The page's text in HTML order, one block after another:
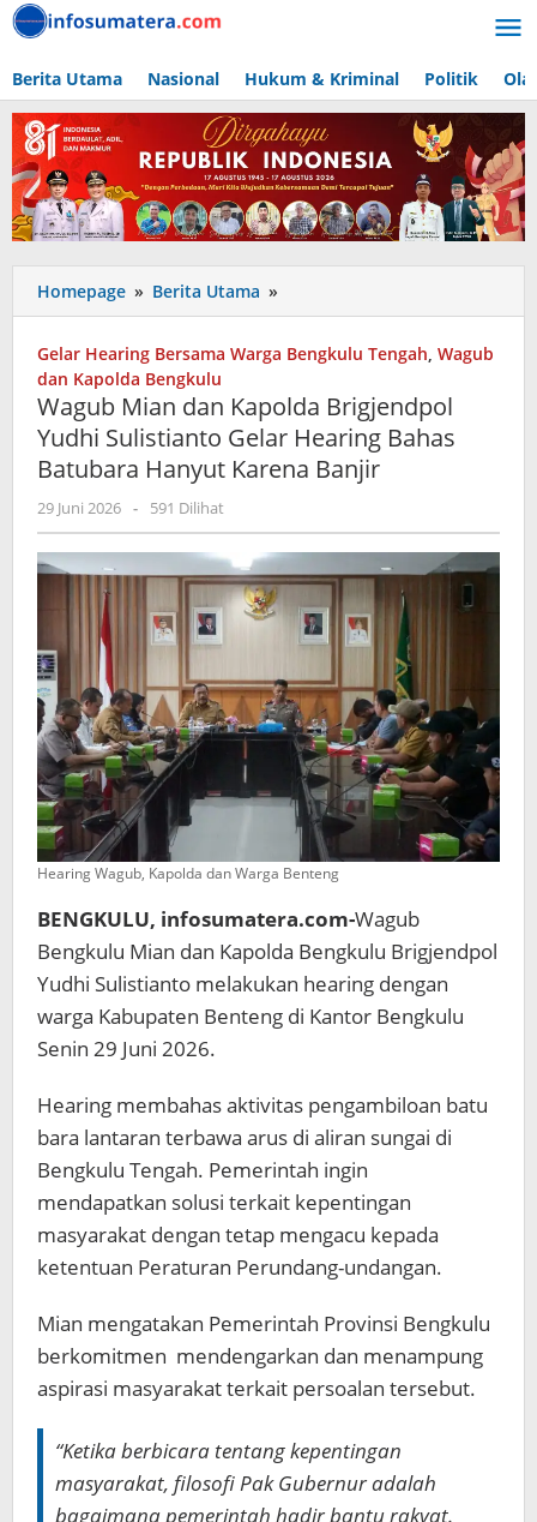
Lewati
ke
Berita Utama Nasional Hukum & Kriminal Politik
Homepage » Berita Utama »
Mian
Kapolda
Yudhi
Sulistianto
Gelar
Batubara
Karena
Banjir
Gelar Hearing Bersama Warga Bengkulu Tengah, Wagub
dan Kapolda Bengkulu
Wagub Mian dan Kapolda Brigjendpol
Yudhi Sulistianto Gelar Hearing Bahas
Batubara Hanyut Karena Banjir
29 Juni 2026 oleh
admin
- 591 Dilihat
Hearing Wagub, Kapolda dan Warga Benteng
BENGKULU, infosumatera.com-Wagub
Bengkulu Mian dan Kapolda Bengkulu Brigjendpol
Yudhi Sulistianto melakukan hearing dengan
warga Kabupaten Benteng di Kantor Bengkulu
Senin 29 Juni 2026.
Hearing membahas aktivitas pengambiloan batu
bara lantaran terbawa arus di aliran sungai di
Bengkulu Tengah. Pemerintah ingin
mendapatkan solusi terkait kepentingan
masyarakat dengan tetap mengacu kepada
ketentuan Peraturan Perundang-undangan.
Mian mengatakan Pemerintah Provinsi Bengkulu
berkomitmen mendengarkan dan menampung
aspirasi masyarakat terkait persoalan tersebut.
“Ketika berbicara tentang kepentingan
masyarakat, filosofi Pak Gubernur adalah
bagaimana pemerintah hadir bantu rakyat.